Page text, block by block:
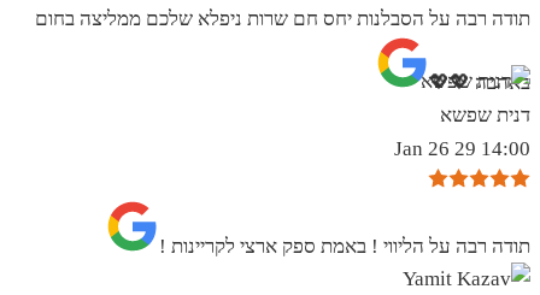
תודה רבה על הסבלנות יחס חם שרות ניפלא שלכם ממליצה בחום
באהבה 💖💖
דנית שפשא
14:00 29 Jan 26
תודה רבה על הליווי ! באמת ספק ארצי לקריינות !